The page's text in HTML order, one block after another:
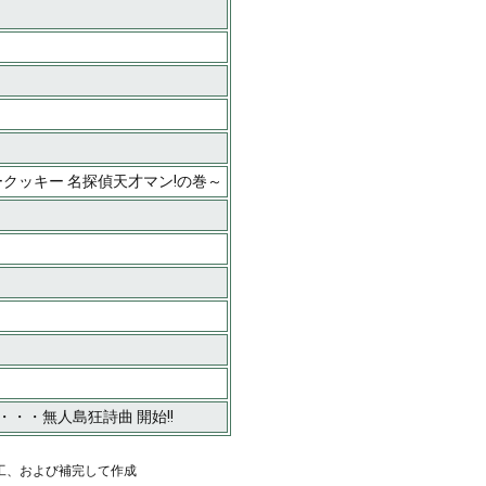
ッキー 名探偵天才マン!の巻～
・・無人島狂詩曲 開始!!
、および補完して作成